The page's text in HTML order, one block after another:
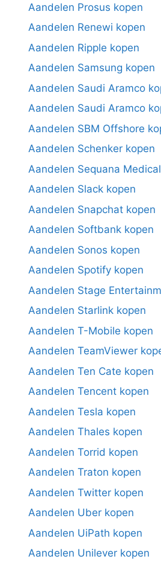
Aandelen Prosus kopen
Aandelen Renewi kopen
Aandelen Ripple kopen
Aandelen Samsung kopen
Aandelen Saudi Aramco
Aandelen Saudi Aramco
Aandelen SBM Offshore
Aandelen Schenker kopen
Aandelen Sequana
Aandelen Slack kopen
Aandelen Snapchat kopen
Aandelen Softbank kopen
Aandelen Sonos kopen
Aandelen Spotify kopen
Aandelen Stage
Aandelen Starlink kopen
Aandelen T-Mobile kopen
Aandelen TeamViewer
Aandelen Ten Cate kopen
Aandelen Tencent kopen
Aandelen Tesla kopen
Aandelen Thales kopen
Aandelen Torrid kopen
Aandelen Traton kopen
Aandelen Twitter kopen
Aandelen Uber kopen
Aandelen UiPath kopen
Aandelen Unilever kopen